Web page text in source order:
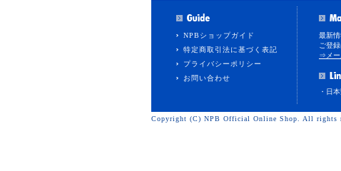
NPBショップガイド
特定商取引法に基づく表記
プライバシーポリシー
お問い合わせ
最新
ご登
⇒メー
・日
Copyright (C) NPB Official Online Shop. All rights